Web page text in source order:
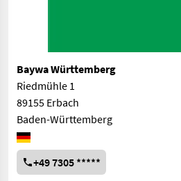
Baywa Württemberg
Riedmühle 1
89155 Erbach
Baden-Württemberg
+49 7305 *****